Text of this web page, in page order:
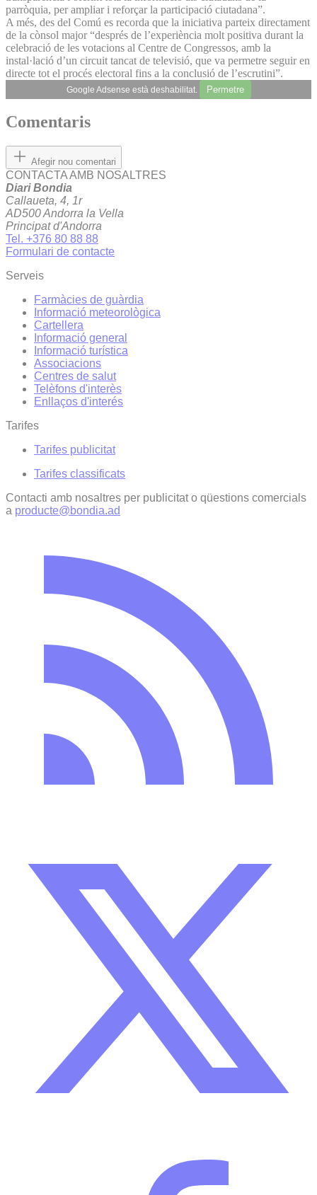
parròquia, per ampliar i reforçar la participació ciutadana”.
A més, des del Comú es recorda que la iniciativa parteix directament
de la cònsol major “després de l’experiència molt positiva durant la
celebració de les votacions al Centre de Congressos, amb la
instal·lació d’un circuit tancat de televisió, que va permetre seguir en
directe tot el procés electoral fins a la conclusió de l’escrutini”.
Google Adsense està deshabilitat. Permetre
Comentaris
Afegir nou comentari
CONTACTA AMB NOSALTRES
Diari Bondia
Callaueta, 4, 1r
AD500 Andorra la Vella
Principat d'Andorra
Tel. +376 80 88 88
Formulari de contacte
Serveis
Farmàcies de guàrdia
Informació meteorològica
Cartellera
Informació general
Informació turística
Associacions
Centres de salut
Telèfons d'interès
Enllaços d'interés
Tarifes
Tarifes publicitat
Tarifes classificats
Contacti amb nosaltres per publicitat o qüestions comercials
a producte@bondia.ad